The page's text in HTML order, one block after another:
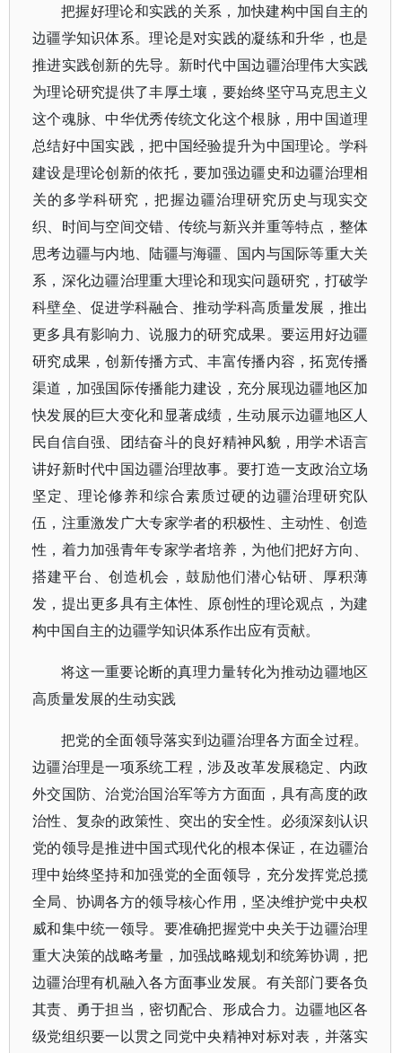
把握好理论和实践的关系，加快建构中国自主的
边疆学知识体系。理论是对实践的凝练和升华，也是
推进实践创新的先导。新时代中国边疆治理伟大实践
为理论研究提供了丰厚土壤，要始终坚守马克思主义
这个魂脉、中华优秀传统文化这个根脉，用中国道理
总结好中国实践，把中国经验提升为中国理论。学科
建设是理论创新的依托，要加强边疆史和边疆治理相
关的多学科研究，把握边疆治理研究历史与现实交
织、时间与空间交错、传统与新兴并重等特点，整体
思考边疆与内地、陆疆与海疆、国内与国际等重大关
系，深化边疆治理重大理论和现实问题研究，打破学
科壁垒、促进学科融合、推动学科高质量发展，推出
更多具有影响力、说服力的研究成果。要运用好边疆
研究成果，创新传播方式、丰富传播内容，拓宽传播
渠道，加强国际传播能力建设，充分展现边疆地区加
快发展的巨大变化和显著成绩，生动展示边疆地区人
民自信自强、团结奋斗的良好精神风貌，用学术语言
讲好新时代中国边疆治理故事。要打造一支政治立场
坚定、理论修养和综合素质过硬的边疆治理研究队
伍，注重激发广大专家学者的积极性、主动性、创造
性，着力加强青年专家学者培养，为他们把好方向、
搭建平台、创造机会，鼓励他们潜心钻研、厚积薄
发，提出更多具有主体性、原创性的理论观点，为建
构中国自主的边疆学知识体系作出应有贡献。
将这一重要论断的真理力量转化为推动边疆地区
高质量发展的生动实践
把党的全面领导落实到边疆治理各方面全过程。
边疆治理是一项系统工程，涉及改革发展稳定、内政
外交国防、治党治国治军等方方面面，具有高度的政
治性、复杂的政策性、突出的安全性。必须深刻认识
党的领导是推进中国式现代化的根本保证，在边疆治
理中始终坚持和加强党的全面领导，充分发挥党总揽
全局、协调各方的领导核心作用，坚决维护党中央权
威和集中统一领导。要准确把握党中央关于边疆治理
重大决策的战略考量，加强战略规划和统筹协调，把
边疆治理有机融入各方面事业发展。有关部门要各负
其责、勇于担当，密切配合、形成合力。边疆地区各
级党组织要一以贯之同党中央精神对标对表，并落实